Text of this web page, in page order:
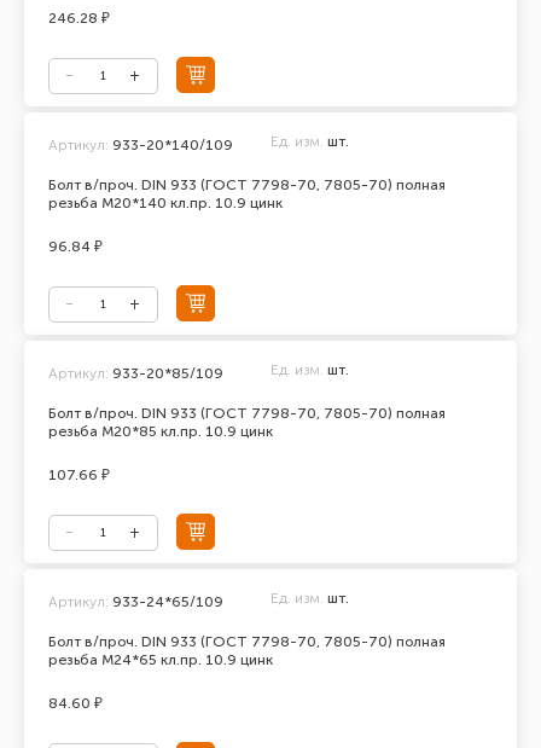
246.28 ₽
Болт в/проч. DIN 933 (ГОСТ 7798-70, 7805-70) полная
резьба М20*140 кл.пр. 10.9 цинк
Артикул: 933-20*140/109 Ед. изм. шт.
96.84 ₽
Болт в/проч. DIN 933 (ГОСТ 7798-70, 7805-70) полная
резьба М20*85 кл.пр. 10.9 цинк
Артикул: 933-20*85/109 Ед. изм. шт.
107.66 ₽
Болт в/проч. DIN 933 (ГОСТ 7798-70, 7805-70) полная
резьба М24*65 кл.пр. 10.9 цинк
Артикул: 933-24*65/109 Ед. изм. шт.
84.60 ₽